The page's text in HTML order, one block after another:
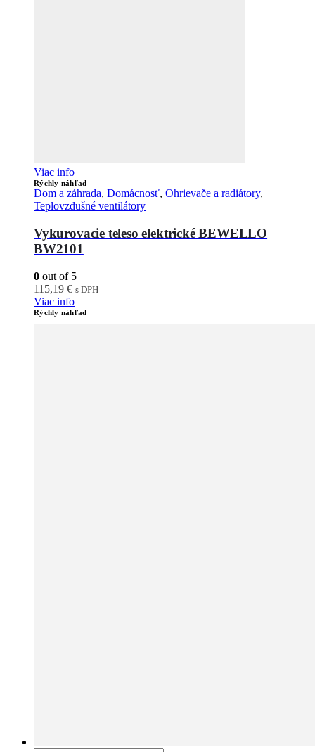
Viac info
Rýchly náhľad
Dom a záhrada, Domácnosť, Ohrievače a radiátory,
Teplovzdušné ventilátory
Vykurovacie teleso elektrické BEWELLO
BW2101
0 out of 5
115,19 € s DPH
Viac info
Rýchly náhľad